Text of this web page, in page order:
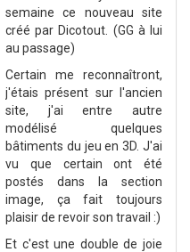
semaine ce nouveau site
créé par Dicotout. (GG à lui
au passage)
Certain me reconnaîtront,
j'étais présent sur l'ancien
site, j'ai entre autre
modélisé quelques
bâtiments du jeu en 3D. J'ai
vu que certain ont été
postés dans la section
image, ça fait toujours
plaisir de revoir son travail :)
Et c'est une double de joie